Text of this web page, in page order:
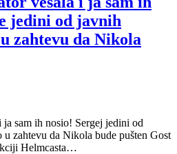
jedini od javnih
zahtevu da Nikola
ja sam ih nosio! Sergej jedini od
zahtevu da Nikola bude pušten Gost
Helmcasta…